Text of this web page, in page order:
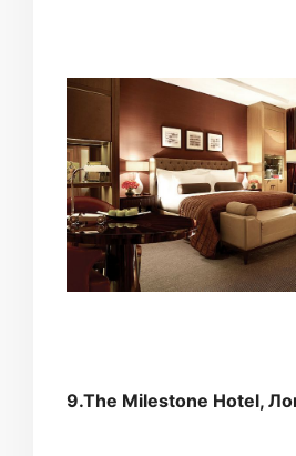
9.The Milestone Hotel,